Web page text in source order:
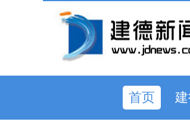
首页